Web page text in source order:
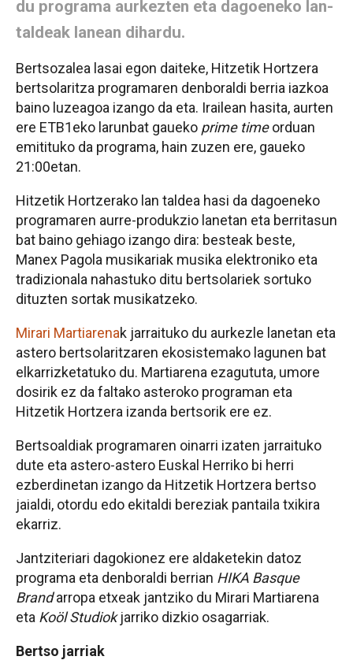
du programa aurkezten eta dagoeneko lan-
taldeak lanean dihardu.
Bertsozalea lasai egon daiteke, Hitzetik Hortzera
bertsolaritza programaren denboraldi berria iazkoa
baino luzeagoa izango da eta. Irailean hasita, aurten
ere ETB1eko larunbat gaueko prime timeorduan
emitituko da programa, hain zuzen ere, gaueko
21:00etan.
Hitzetik Hortzerako lan taldea hasi da dagoeneko
programaren aurre-produkzio lanetan eta berritasun
bat baino gehiago izango dira: besteak beste,
Manex Pagola musikariak musika elektroniko eta
tradizionala nahastuko ditu bertsolariek sortuko
dituzten sortak musikatzeko.
Mirari Martiarenak jarraituko du aurkezle lanetan eta
astero bertsolaritzaren ekosistemako lagunen bat
elkarrizketatuko du. Martiarena ezagututa, umore
dosirik ez da faltako asteroko programan eta
Hitzetik Hortzera izanda bertsorik ere ez.
Bertsoaldiak programaren oinarri izaten jarraituko
dute eta astero-astero Euskal Herriko bi herri
ezberdinetan izango da Hitzetik Hortzera bertso
jaialdi, otordu edo ekitaldi bereziak pantaila txikira
ekarriz.
Jantziteriari dagokionez ere aldaketekin datoz
programa eta denboraldi berrian HIKA Basque
Brandarropa etxeak jantziko du Mirari Martiarena
eta Koöl Studiokjarriko dizkio osagarriak.
Bertso jarriak